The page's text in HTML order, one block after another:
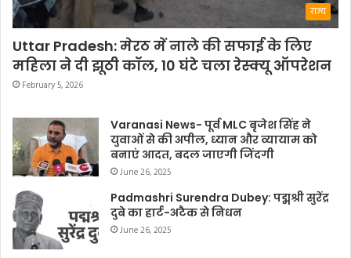
राज्य
Uttar Pradesh: मेरठ में नाले की सफाई के लिए
महिला ने दी झूठी कॉल, 10 घंटे चला रेस्क्यू ऑपरेशन
February 5, 2026
Varanasi News- पूर्व MLC बृजेश सिंह ने
युवाओं से की अपील, ध्यान और व्यायाम को
बनाएं आदत, बदल जाएगी जिंदगी
June 26, 2025
Padmashri Surendra Dubey: पद्मश्री सुरेंद्र
दुबे का हार्ट-अटैक से निधन
June 26, 2025